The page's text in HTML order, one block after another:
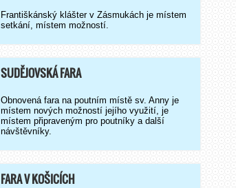
Františkánský klášter v Zásmukách je místem
setkání, místem možností.
SUDĚJOVSKÁ FARA
Obnovená fara na poutním místě sv. Anny je
místem nových možností jejího využití, je
místem připraveným pro poutníky a další
návštěvníky.
FARA V KOŠICÍCH